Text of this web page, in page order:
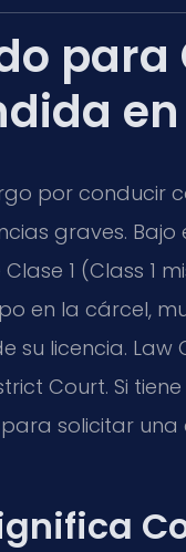
para
por conducir
graves. Bajo
1 (Class 1
en la cárcel,
su licencia. Law
Court. Si
solicitar una